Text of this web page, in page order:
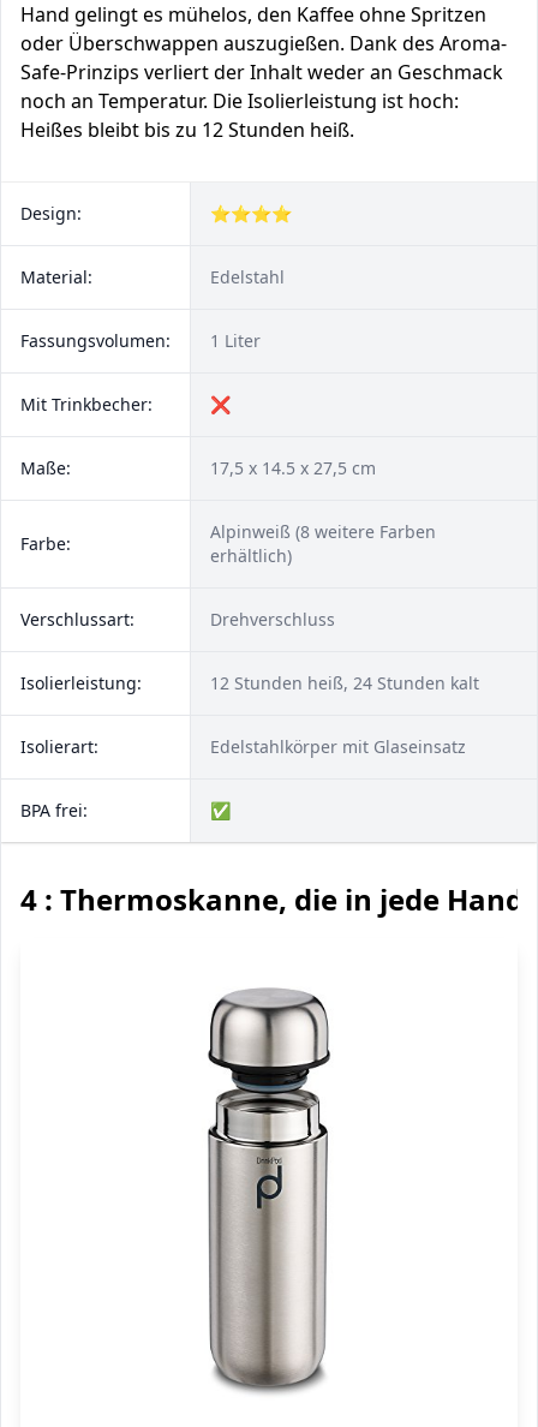
Hand gelingt es mühelos, den Kaffee ohne Spritzen
oder Überschwappen auszugießen. Dank des Aroma-
Safe-Prinzips verliert der Inhalt weder an Geschmack
noch an Temperatur. Die Isolierleistung ist hoch:
Heißes bleibt bis zu 12 Stunden heiß.
Design: ⭐⭐⭐⭐
Material: Edelstahl
Fassungsvolumen: 1 Liter
Mit Trinkbecher: ❌
Maße: 17,5 x 14.5 x 27,5 cm
Farbe:
Alpinweiß (8 weitere Farben
erhältlich)
Verschlussart: Drehverschluss
Isolierleistung: 12 Stunden heiß, 24 Stunden kalt
Isolierart: Edelstahlkörper mit Glaseinsatz
BPA frei: ✅
4 : Thermoskanne, die in jede